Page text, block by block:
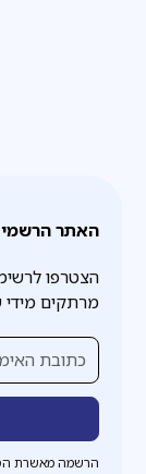
האתר
הצטרפו
מרתקים מידי
הרשמה מאשרת